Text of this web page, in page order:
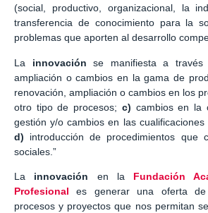
(social, productivo, organizacional, la
transferencia de conocimiento para la
problemas que aporten al desarrollo
La innovación se manifiesta a través
ampliación o cambios en la gama de
renovación, ampliación o cambios en los
otro tipo de procesos; c) cambios en la
gestión y/o cambios en las
d) introducción de procedimientos que
sociales.”
La innovación en la Fundación
Profesional es generar una oferta
procesos y proyectos que nos permitan